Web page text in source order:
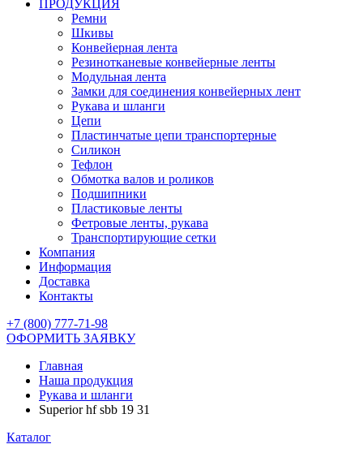
ПРОДУКЦИЯ
Ремни
Шкивы
Конвейерная лента
Резинотканевые конвейерные ленты
Модульная лента
Замки для соединения конвейерных лент
Рукава и шланги
Цепи
Пластинчатые цепи транспортерные
Силикон
Тефлон
Обмотка валов и роликов
Подшипники
Пластиковые ленты
Фетровые ленты, рукава
Транспортирующие сетки
Компания
Информация
Доставка
Контакты
+7 (800) 777-71-98
ОФОРМИТЬ ЗАЯВКУ
Главная
Наша продукция
Рукава и шланги
Superior hf sbb 19 31
Каталог